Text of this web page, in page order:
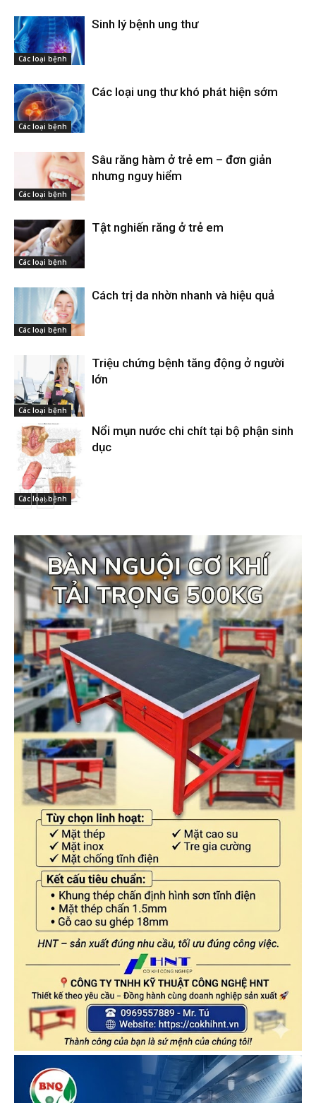
Các loại bệnh
Sinh lý bệnh ung thư
Các loại bệnh
Các loại ung thư khó phát hiện sớm
Các loại bệnh
Sâu răng hàm ở trẻ em – đơn giản
nhưng nguy hiểm
Các loại bệnh
Tật nghiến răng ở trẻ em
Các loại bệnh
Cách trị da nhờn nhanh và hiệu quả
Các loại bệnh
Triệu chứng bệnh tăng động ở người
lớn
Các loại bệnh
Nổi mụn nước chi chít tại bộ phận sinh
dục